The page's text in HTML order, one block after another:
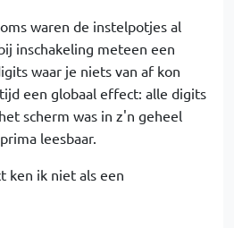
waren de instelpotjes al
inschakeling meteen een
waar je niets van af kon
een globaal effect: alle digits
scherm was in z'n geheel
leesbaar.
ken ik niet als een